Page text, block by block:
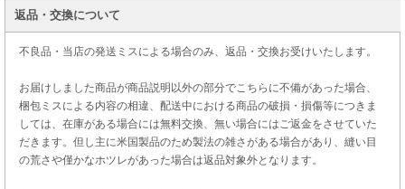
返品・交換について
不良品・当店の発送ミスによる場合のみ、返品・交換お受けいたします。
お届けしました商品が商品説明以外の部分でこちらに不備があった場合、
梱包ミスによる内容の相違、配送中における商品の破損・損傷等につきま
しては、在庫がある場合には無料交換、無い場合にはご返金をさせていた
だきます。但し主に米国製品のため製法の雑さがある場合があり、縫い目
の荒さや僅かなホツレがあった場合は返品対象外となります。